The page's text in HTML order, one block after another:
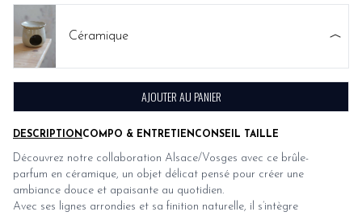
DESCRIPTIONCOMPO & ENTRETIENCONSEIL TAILLE
Découvrez notre collaboration Alsace/Vosges avec ce brûle-
parfum en céramique, un objet délicat pensé pour créer une
ambiance douce et apaisante au quotidien.
Avec ses lignes arrondies et sa finition naturelle, il s’intègre
Céramique
AJOUTER AU PANIER